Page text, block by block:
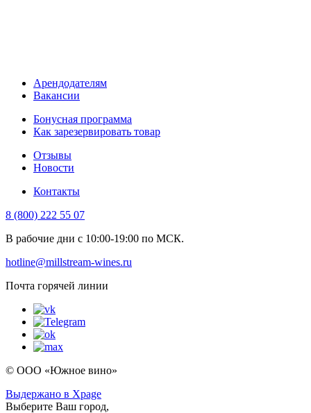
Арендодателям
Вакансии
Бонусная программа
Как зарезервировать товар
Отзывы
Новости
Контакты
8 (800) 222 55 07
В рабочие дни с 10:00-19:00 по МСК.
hotline@millstream-wines.ru
Почта горячей линии
© ООО «Южное вино»
Выдержано в Xpage
Выберите Ваш город,